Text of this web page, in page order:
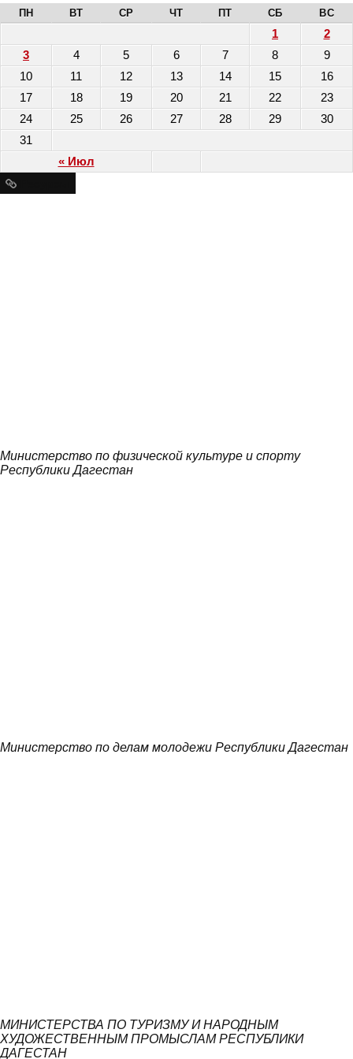
ПН ВТ СР ЧТ ПТ СБ ВС
« Июл
1
2
3
4 5 6 7 8
9
10
11 12 13 14 15
16
17
18 19 20 21 22
23
24
25 26 27 28 29
30
31
Министерство по физической культуре и спорту
Республики Дагестан
Министерство по делам молодежи Республики Дагестан
МИНИСТЕРСТВА ПО ТУРИЗМУ И НАРОДНЫМ
ХУДОЖЕСТВЕННЫМ ПРОМЫСЛАМ РЕСПУБЛИКИ
ДАГЕСТАН